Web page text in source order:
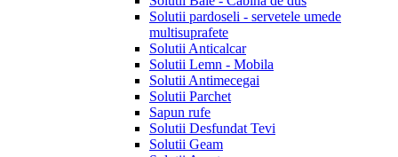
Solutii pardoseli - servetele umede
multisuprafete
Solutii Anticalcar
Solutii Lemn - Mobila
Solutii Antimecegai
Solutii Parchet
Sapun rufe
Solutii Desfundat Tevi
Solutii Geam